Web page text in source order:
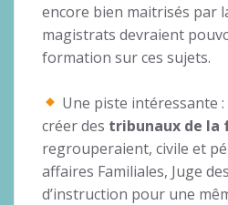
encore bien maitrisés par
magistrats devraient
formation sur ces sujets.
Une piste intéressante
créer des tribunaux de la
regrouperaient, civile et
affaires Familiales, Juge
d’instruction pour une